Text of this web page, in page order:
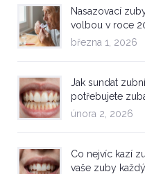
Nasazovací
volbou v roce
března 1, 2026
Jak sundat
potřebujete
února 2, 2026
Co nejvíc kazí
vaše zuby